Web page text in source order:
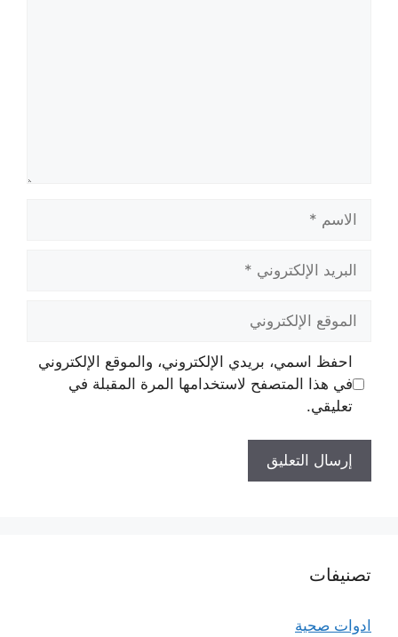
الإلكتروني
الإلكتروني
احفظ اسمي، بريدي الإلكتروني، والموقع الإلكتروني
في هذا المتصفح لاستخدامها المرة المقبلة في
تعليقي.
تصنيفات
ادوات صحية